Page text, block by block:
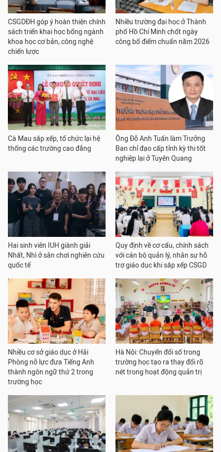
CSGDĐH góp ý hoàn thiện chính
sách triển khai học bổng ngành
khoa học cơ bản, công nghệ
chiến lược
Nhiều trường đại học ở Thành
phố Hồ Chí Minh chốt ngày
công bố điểm chuẩn năm 2026
Cà Mau sắp xếp, tổ chức lại hệ
thống các trường cao đẳng
Ông Đỗ Anh Tuấn làm Trưởng
Ban chỉ đạo cấp tỉnh kỳ thi tốt
nghiệp lại ở Tuyên Quang
Hai sinh viên IUH giành giải
Nhất, Nhì ở sân chơi nghiên cứu
quốc tế
Quy định về cơ cấu, chính sách
với cán bộ quản lý, nhân sự hỗ
trợ giáo dục khi sắp xếp CSGD
Nhiều cơ sở giáo dục ở Hải
Phòng nỗ lực đưa Tiếng Anh
thành ngôn ngữ thứ 2 trong
trường học
Hà Nội: Chuyển đổi số trong
trường học tạo ra thay đổi rõ
nét trong hoạt động quản trị